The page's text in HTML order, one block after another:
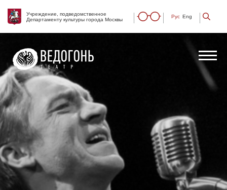
Учреждение, подведомственное
Департаменту культуры города Москвы
Рус Eng